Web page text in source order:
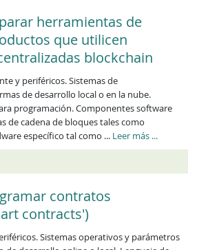
herramientas de
que utilicen
blockchain
y periféricos. Sistemas de
de desarrollo local o en la nube.
programación. Componentes software
de cadena de bloques tales como
específico tal como ... Leer más ECP2630_3
...
contratos
contracts')
Sistemas operativos y parámetros